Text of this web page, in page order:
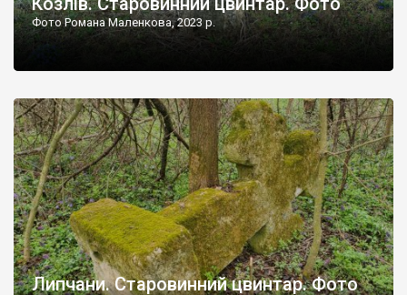
Фото Романа Маленкова, 2023 р.
Липчани. Старовинний цвинтар. Фото